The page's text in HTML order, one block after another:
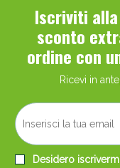
Iscriviti
sconto
ordine con
Ricevi in
Desidero